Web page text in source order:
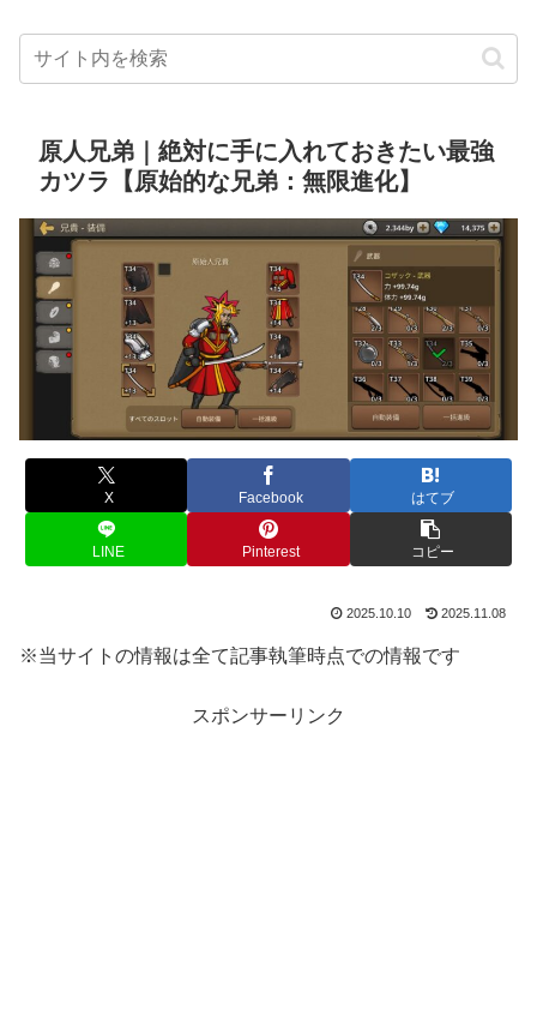
クetc…
原人兄弟｜絶対に手に入れておきたい最強
カツラ【原始的な兄弟：無限進化】
X Facebook はてブ
LINE Pinterest コピー
2025.10.10 2025.11.08
※当サイトの情報は全て記事執筆時点での情報です
スポンサーリンク